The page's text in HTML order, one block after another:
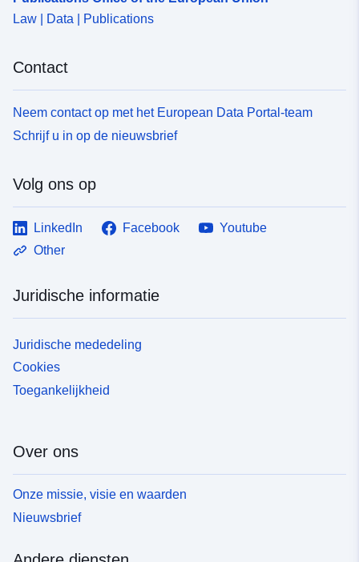
Law | Data | Publications
Contact
Neem contact op met het European Data Portal-team
Schrijf u in op de nieuwsbrief
Volg ons op
LinkedIn Facebook
Youtube
Other
Juridische informatie
Juridische mededeling
Cookies
Toegankelijkheid
Over ons
Onze missie, visie en waarden
Nieuwsbrief